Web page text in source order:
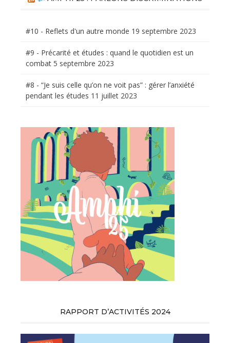
#10 - Reflets d'un autre monde 19 septembre 2023
#9 - Précarité et études : quand le quotidien est un
combat 5 septembre 2023
#8 - “Je suis celle qu’on ne voit pas” : gérer l’anxiété
pendant les études 11 juillet 2023
RAPPORT D’ACTIVITÉS 2024